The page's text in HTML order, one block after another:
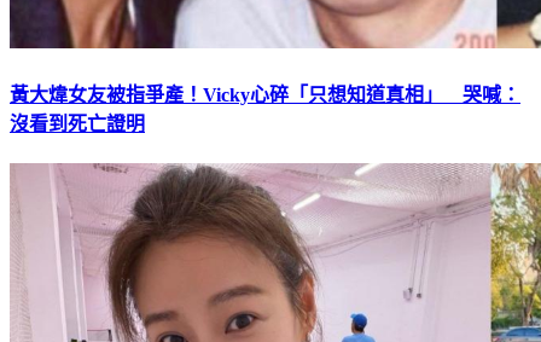
黃大煒女友被指爭產！Vicky心碎「只想知道真相」 哭喊：
沒看到死亡證明